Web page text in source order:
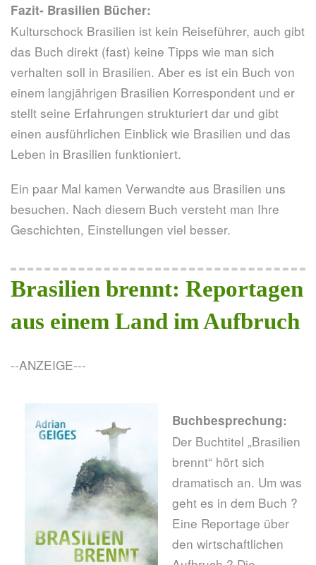
Fazit- Brasilien Bücher:
Kulturschock Brasilien ist kein Reiseführer, auch gibt
das Buch direkt (fast) keine Tipps wie man sich
verhalten soll in Brasilien. Aber es ist ein Buch von
einem langjährigen Brasilien Korrespondent und er
stellt seine Erfahrungen strukturiert dar und gibt
einen ausführlichen Einblick wie Brasilien und das
Leben in Brasilien funktioniert.
Ein paar Mal kamen Verwandte aus Brasilien uns
besuchen. Nach diesem Buch versteht man Ihre
Geschichten, Einstellungen viel besser.
Brasilien brennt: Reportagen
aus einem Land im Aufbruch
--ANZEIGE---
Buchbesprechung:
Der Buchtitel „Brasilien
brennt“ hört sich
dramatisch an. Um was
geht es in dem Buch ?
Eine Reportage über
den wirtschaftlichen